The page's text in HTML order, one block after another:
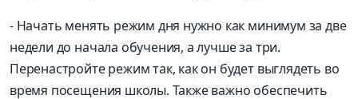
- Начать менять режим дня нужно как минимум за две
недели до начала обучения, а лучше за три.
Перенастройте режим так, как он будет выглядеть во
время посещения школы. Также важно обеспечить